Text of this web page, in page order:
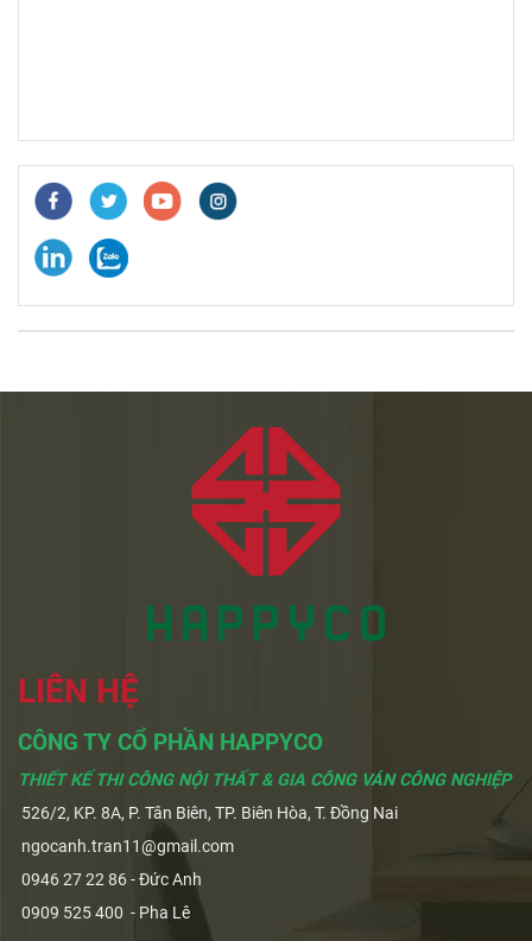
LIÊN HỆ
CÔNG TY CỔ PHẦN HAPPYCO
THIẾT KẾ THI CÔNG NỘI THẤT & GIA CÔNG VÁN CÔNG NGHIỆP
526/2, KP. 8A, P. Tân Biên, TP. Biên Hòa, T. Đồng Nai
ngocanh.tran11@gmail.com
0946 27 22 86 - Đức Anh
0909 525 400 - Pha Lê